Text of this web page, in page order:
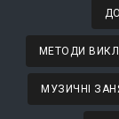
МЕТОДИ
МУЗИЧНІ